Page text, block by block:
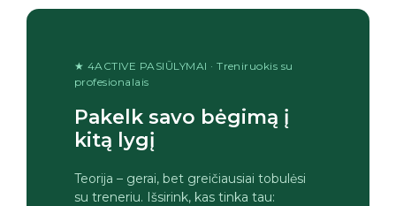
★ 4ACTIVE PASIŪLYMAI · Treniruokis su
profesionalais
Pakelk savo bėgimą į
kitą lygį
Teorija – gerai, bet greičiausiai tobulėsi
su treneriu. Išsirink, kas tinka tau: